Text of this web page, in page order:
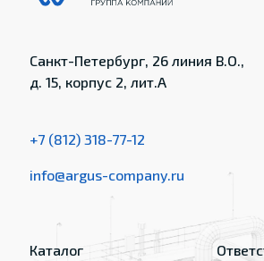
Санкт-Петербург, 26 линия В.О.,
д. 15, корпус 2, лит.А
+7 (812) 318-77-12
info@argus-company.ru
Каталог